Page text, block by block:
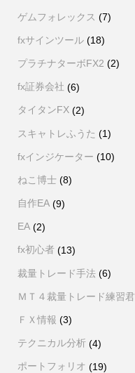
ゲムフォレックス (7)
fxサインツール(18)
プラチナターボFX2 (2)
fx証券会社 (6)
タイタンFX(2)
スキャトレふうた (1)
fxインジケーター (10)
ねこ博士(8)
自作EA(9)
EA(2)
fx初心者(13)
裁量トレード手法(6)
ＭＴ４裁量トレード練習君
ＦＸ情報 (3)
テクニカル分析(4)
ポートフォリオ (19)